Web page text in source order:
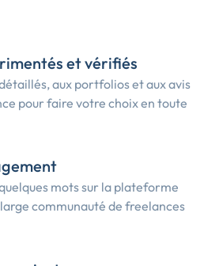
et vérifiés
aux portfolios et aux avis
pour faire votre choix en toute
mots sur la plateforme
communauté de freelances